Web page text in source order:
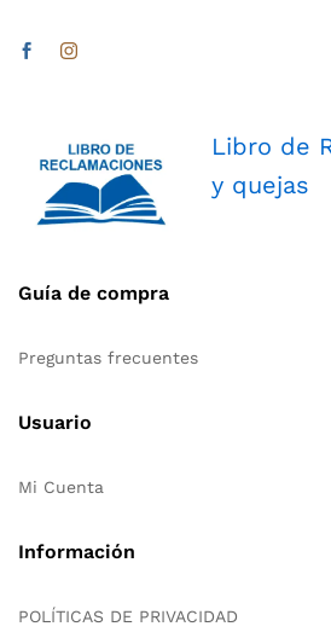
Libro de
y quejas
Guía de compra
Preguntas frecuentes
Usuario
Mi Cuenta
Información
POLÍTICAS DE PRIVACIDAD